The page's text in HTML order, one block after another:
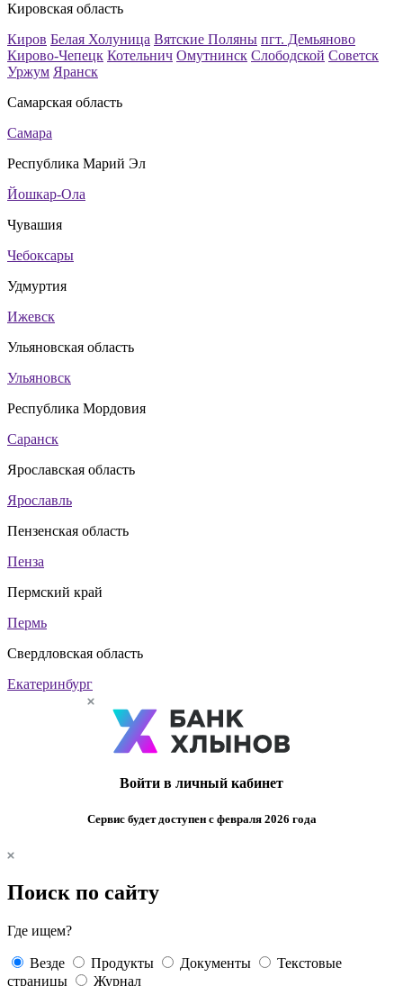
Кировская область
Киров Белая Холуница Вятские Поляны пгт. Демьяново
Кирово-Чепецк Котельнич Омутнинск Слободской Советск
Уржум Яранск
Самарская область
Самара
Республика Марий Эл
Йошкар-Ола
Чувашия
Чебоксары
Удмуртия
Ижевск
Ульяновская область
Ульяновск
Республика Мордовия
Саранск
Ярославская область
Ярославль
Пензенская область
Пенза
Пермский край
Пермь
Свердловская область
Екатеринбург
Войти в личный кабинет
Сервис будет доступен с февраля 2026 года
Поиск по сайту
Где ищем?
Везде Продукты Документы
Текстовые
страницы
Журнал